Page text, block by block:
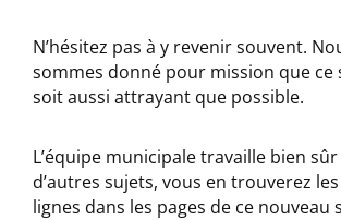
N’hésitez pas à y revenir souvent.
sommes donné pour mission que ce
soit aussi attrayant que possible.
L’équipe municipale travaille bien
d’autres sujets, vous en trouverez
lignes dans les pages de ce nouveau